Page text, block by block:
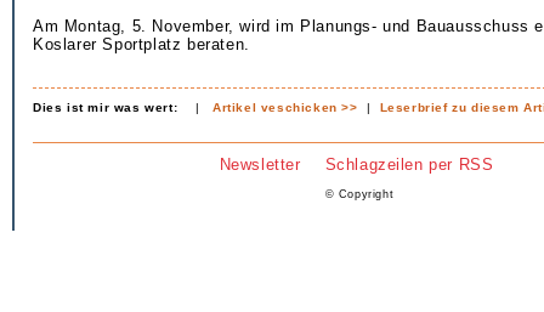
Am Montag, 5. November, wird im Planungs- und Bauausschuss
Koslarer Sportplatz beraten.
Dies ist mir was wert: |Artikel veschicken >> | Leserbrief zu diesem
Newsletter Schlagzeilen per RSS
© Copyright